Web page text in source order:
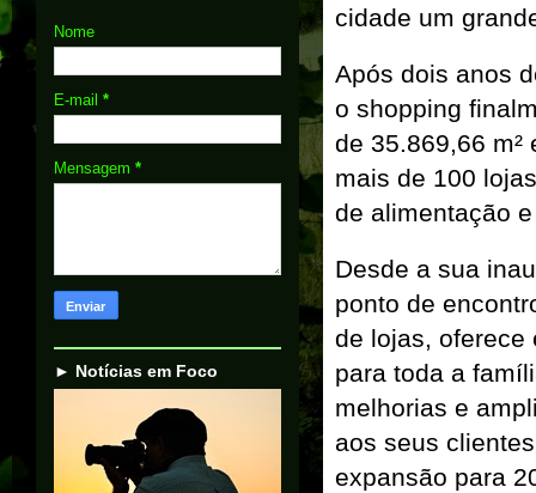
cidade um
Após dois anos
o shopping
de 35.869,66 m²
mais de 100
de alimentação
Desde a sua
ponto de
de lojas, oferece
para toda a
melhorias e
aos seus
expansão para
Nome
E-mail *
Mensagem *
► Notícias em Foco